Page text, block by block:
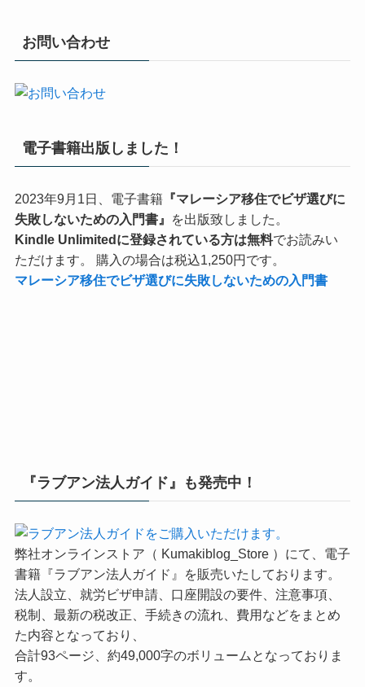
お問い合わせ
電子書籍出版しました！
2023年9月1日、電子書籍『マレーシア移住でビザ選びに
失敗しないための入門書』
を出版致しました。
Kindle Unlimitedに登録されている方は無料でお読みい
ただけます。 購入の場合は税込1,250円です。
マレーシア移住でビザ選びに失敗しないための入門書
『ラブアン法人ガイド』も発売中！
弊社オンラインストア（ Kumakiblog_Store ）にて、電子
書籍『ラブアン法人ガイド』を販売いたしております。
法人設立、就労ビザ申請、口座開設の要件、注意事項、
税制、最新の税改正、手続きの流れ、費用などをまとめ
た内容となっており、
合計93ページ、約49,000字のボリュームとなっておりま
す。